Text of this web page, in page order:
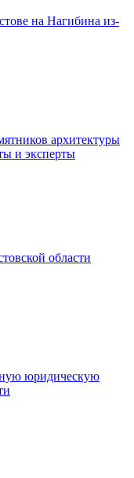
на Нагибина из-
архитектуры
и эксперты
области
юридическую